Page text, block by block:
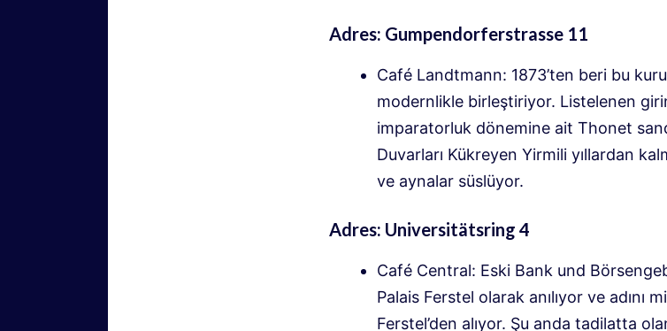
Adres: Gumpendorferstrasse 11
Café Landtmann: 1873’ten beri bu
modernlikle birleştiriyor. Listelenen
imparatorluk dönemine ait Thonet
Duvarları Kükreyen Yirmili yıllardan
ve aynalar süslüyor.
Adres: Universitätsring 4
Café Central: Eski Bank und
Palais Ferstel olarak anılıyor ve adını
Ferstel’den alıyor. Şu anda tadilatta